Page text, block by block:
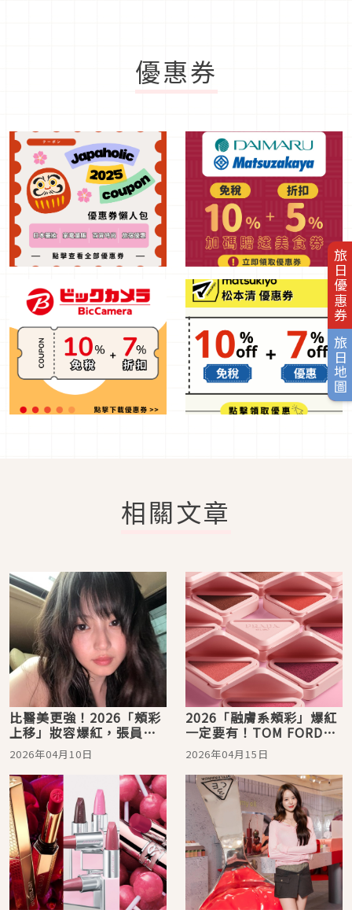
旅日優惠券
旅日地圖
優惠券
相關文章
比醫美更強！2026「頰彩
上移」妝容爆紅，張員
瑛、今田美櫻靠「這位
置」視覺減齡5歲！
2026年04月10日
2026「融膚系頰彩」爆紅
一定要有！TOM FORD、
Sisley、PRADA一次看，
日妞最愛色全解析
2026年04月15日